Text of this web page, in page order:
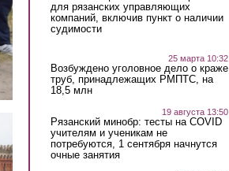
для рязанских управляющих
компаний, включив пункт о наличии
судимости
25 марта 10:32
Возбуждено уголовное дело о краже
труб, принадлежащих РМПТС, на
18,5 млн
19 августа 13:50
Рязанский минобр: тесты на COVID
учителям и ученикам не
потребуются, 1 сентября начнутся
очные занятия